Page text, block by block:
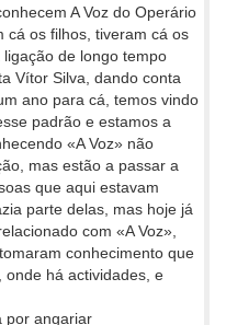
A Voz do Operário
cá os filhos, tiveram cá os
de longo tempo
Vítor Silva, dando conta
ano para cá, temos vindo
padrão e estamos a
«A Voz» não
mas estão a passar a
que aqui estavam
parte delas, mas hoje já
com «A Voz»,
conhecimento que
onde há actividades, e
por angariar